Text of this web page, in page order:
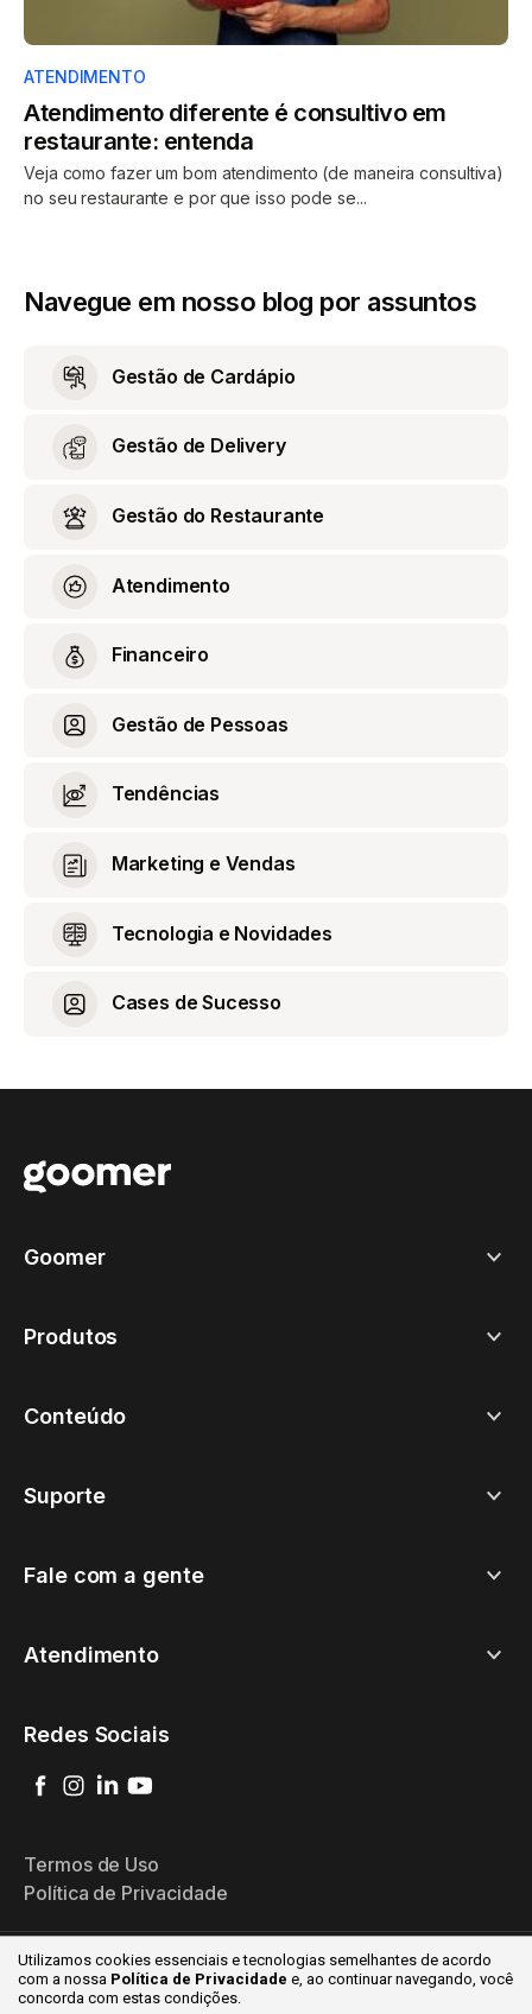
ATENDIMENTO
Atendimento diferente é consultivo em
restaurante: entenda
Veja como fazer um bom atendimento (de maneira consultiva)
no seu restaurante e por que isso pode se...
Navegue em nosso blog por assuntos
Gestão de Cardápio
Gestão de Delivery
Gestão do Restaurante
Atendimento
Financeiro
Gestão de Pessoas
Tendências
Marketing e Vendas
Tecnologia e Novidades
Cases de Sucesso
Goomer
Produtos
Conteúdo
Suporte
Fale com a gente
Atendimento
Redes Sociais
Termos de Uso
Política de Privacidade
© 2026 Goomer - Todos os direitos reservados
Utilizamos cookies essenciais e tecnologias semelhantes de acordo
com a nossa Política de Privacidade e, ao continuarnavegando, você
concorda com estas condições.